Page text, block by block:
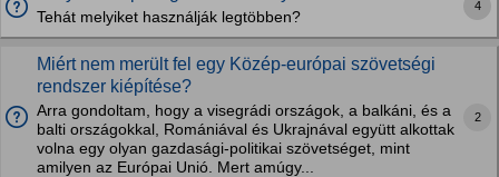
Tehát melyiket használják legtöbben?
4
Miért nem merült fel egy Közép-európai szövetségi
rendszer kiépítése?
Arra gondoltam, hogy a visegrádi országok, a balkáni, és a
balti országokkal, Romániával és Ukrajnával együtt alkottak
volna egy olyan gazdasági-politikai szövetséget, mint
amilyen az Európai Unió. Mert amúgy...
2